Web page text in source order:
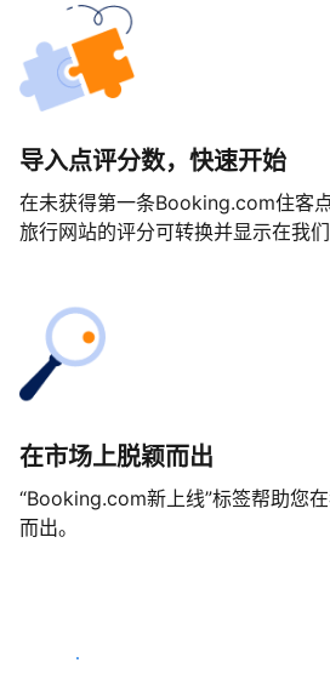
导入点评分数，快速开始
在未获得第一条Booking.com住客
旅行网站的评分可转换并显示在我
在市场上脱颖而出
“Booking.com新上线”标签帮助您
而出。
马上开始